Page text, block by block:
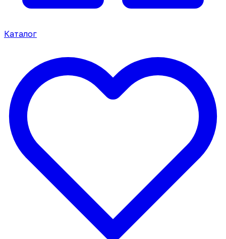
Каталог